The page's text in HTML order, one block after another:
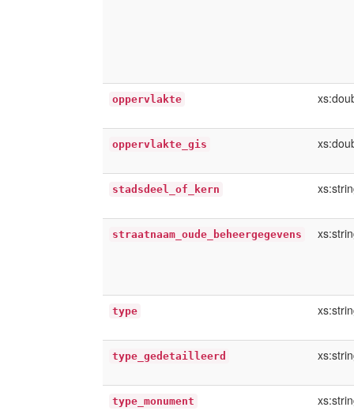
oppervlakte
oppervlakte_gis
stadsdeel_of_kern
straatnaam_oude_beheergegevens
type
type_gedetailleerd
type_monument